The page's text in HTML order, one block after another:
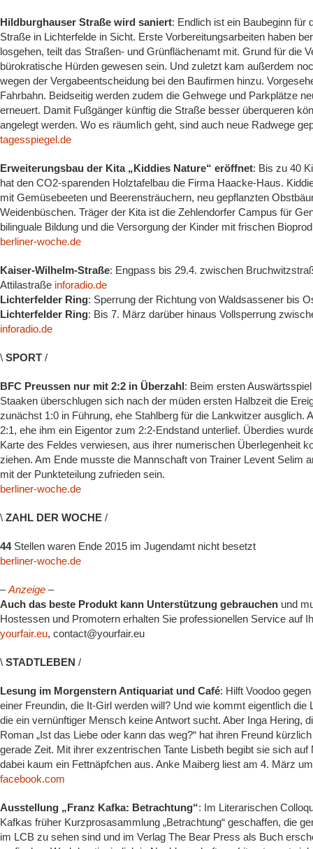
Hildburghauser Straße wird saniert: Endlich ist ein Baubeginn für
Straße in Lichterfelde in Sicht. Erste Vorbereitungsarbeiten haben
losgehen, teilt das Straßen- und Grünflächenamt mit. Grund für die
bürokratische Hürden gewesen sein. Und zuletzt kam außerdem
wegen der Vergabeentscheidung bei den Baufirmen hinzu.
Fahrbahn. Beidseitig werden zudem die Gehwege und Parkplätze
erneuert. Damit Fußgänger künftig die Straße besser überqueren
angelegt werden. Wo es räumlich geht, sind auch neue Radwege
tagesspiegel.de
Erweiterungsbau der Kita „Kiddies Nature“ eröffnet: Bis zu 40
hat den CO2-sparenden Holztafelbau die Firma Haacke-Haus.
mit Gemüsebeeten und Beerensträuchern, neu gepflanzten
Weidenbüschen. Träger der Kita ist die Zehlendorfer Campus für
bilinguale Bildung und die Versorgung der Kinder mit frischen
berliner-woche.de
Kaiser-Wilhelm-Straße: Engpass bis 29.4. zwischen
Attilastraße inforadio.de
Lichterfelder Ring: Sperrung der Richtung von Waldsassener bis
Lichterfelder Ring: Bis 7. März darüber hinaus Vollsperrung
inforadio.de
\ SPORT /
BFC Preussen nur mit 2:2 in Überzahl: Beim ersten
Staaken überschlugen sich nach der müden ersten Halbzeit die
zunächst 1:0 in Führung, ehe Stahlberg für die Lankwitzer ausglich.
2:1, ehe ihm ein Eigentor zum 2:2-Endstand unterlief. Überdies
Karte des Feldes verwiesen, aus ihrer numerischen Überlegenheit
ziehen. Am Ende musste die Mannschaft von Trainer Levent Selim
mit der Punkteteilung zufrieden sein.
berliner-woche.de
\ ZAHL DER WOCHE /
44Stellen waren Ende 2015 im Jugendamt nicht besetzt
berliner-woche.de
–Anzeige –
Auch das beste Produkt kann Unterstützung gebrauchen und
Hostessen und Promotern erhalten Sie professionellen Service auf
yourfair.eu, contact@yourfair.eu
\ STADTLEBEN /
Lesung im Morgenstern Antiquariat und Café: Hilft Voodoo
einer Freundin, die It-Girl werden will? Und wie kommt eigentlich
die ein vernünftiger Mensch keine Antwort sucht. Aber Inga Hering,
Roman „Ist das Liebe oder kann das weg?“ hat ihren Freund
gerade Zeit. Mit ihrer exzentrischen Tante Lisbeth begibt sie sich
dabei kaum ein Fettnäpfchen aus. Anke Maiberg liest am 4. März
facebook.com
Ausstellung „Franz Kafka: Betrachtung“: Im Literarischen
Kafkas früher Kurzprosasammlung „Betrachtung“ geschaffen, die
im LCB zu sehen sind und im Verlag The Bear Press als Buch